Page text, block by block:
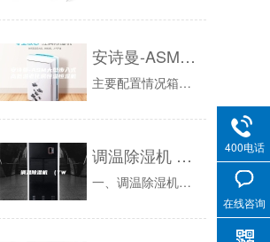
安诗曼-ASM大型步入式高低温老化房恒温恒湿机
主要配置情况箱体结构形式分体式，试验箱体与控制器、制冷机组分体安装，箱体为库板拼块式,现场安装，水冷冷却塔安装于室外外壳材质乳白色彩钢板工作...
调温除湿机 （TW
一、调温除湿机的应用调温除湿机是可以对使用环境进行升温、降温和除湿来满足室内对温湿度要求行业，调温除湿机利用蒸发器来给空气降温除湿，并回收系...
400电话
在线咨询